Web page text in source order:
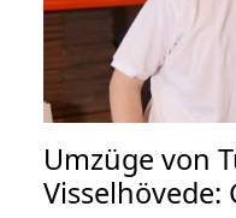
Umzüge von